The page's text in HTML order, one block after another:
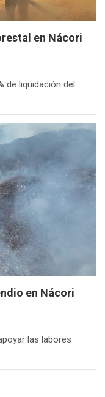
en Nácori
de liquidación del
en Nácori
las labores